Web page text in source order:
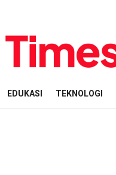
EDUKASI TEKNOLOGI